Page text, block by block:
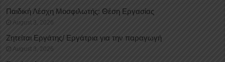
Παιδική Λέσχη Μοσφιλωτής: Θέση Εργασίας
August 3, 2026
Ζητείται Εργάτης/ Εργάτρια για την παραγωγή
August 3, 2026